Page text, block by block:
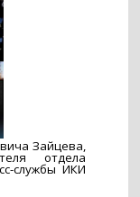
Зайцева,
отдела
службы ИКИ